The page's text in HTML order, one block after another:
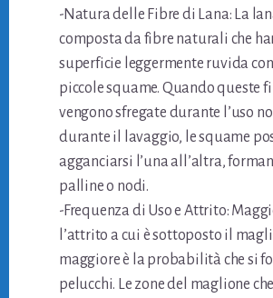
-Natura delle Fibre di Lana: La
composta da fibre naturali che
superficie leggermente ruvida
piccole squame. Quando queste
vengono sfregate durante l’uso
durante il lavaggio, le squame
agganciarsi l’una all’altra,
palline o nodi.
-Frequenza di Uso e Attrito:
l’attrito a cui è sottoposto il
maggiore è la probabilità che si
pelucchi. Le zone del maglione